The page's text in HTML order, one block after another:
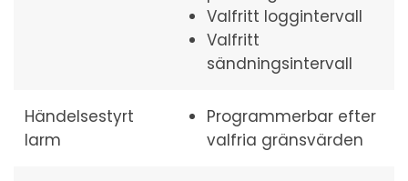
Valfritt loggintervall
Valfritt
sändningsintervall
Händelsestyrt
larm
Programmerbar efter
valfria gränsvärden